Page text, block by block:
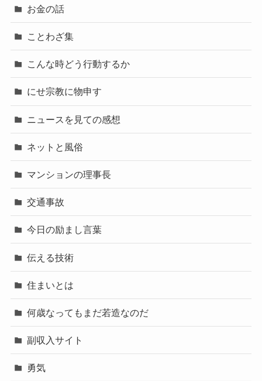
お金の話
ことわざ集
こんな時どう行動するか
にせ宗教に物申す
ニュースを見ての感想
ネットと風俗
マンションの理事長
交通事故
今日の励まし言葉
伝える技術
住まいとは
何歳なってもまだ若造なのだ
副収入サイト
勇気